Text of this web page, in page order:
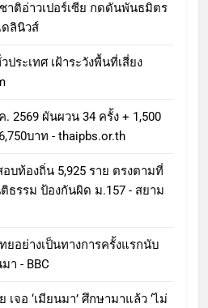
าติอ่าวเปอร์เซีย กดดันพันธมิตร
ดลินิวส์
ระเทศ เฝ้าระวังพื้นที่เสี่ยง
2569 ผันผวน 34 ครั้ง + 1,500
บาท - thaipbs.or.th
บท้องถิ่น 5,925 ราย ตรงตามที่
ธรรม ป้องกันผิด ม.157 - สยาม
ยอย่างเป็นทางการครั้งแรกนับ
า - BBC
เจอ ‘เมียนมา’ ศึกษามาแล้ว ‘ไม่